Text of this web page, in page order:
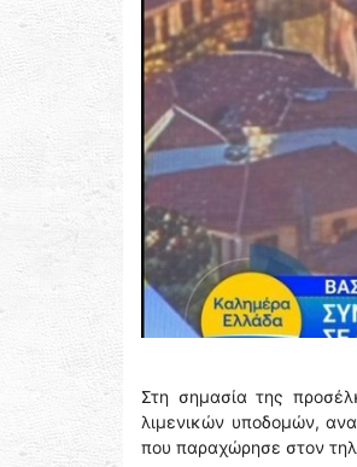
Στη σημασία της
λιμενικών υποδομών,
που παραχώρησε στον